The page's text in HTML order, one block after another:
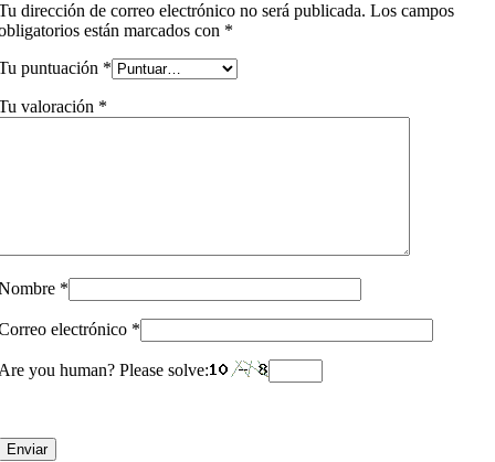
dirección de correo electrónico no será publicada. Los campos
están marcados con *
puntuación *
valoración *
*
electrónico *
you human? Please solve: